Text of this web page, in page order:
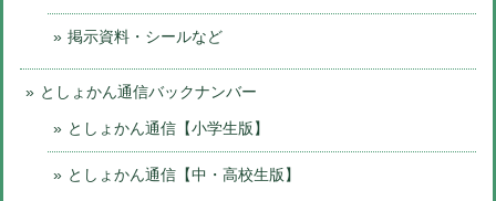
掲示資料・シールなど
としょかん通信バックナンバー
としょかん通信【小学生版】
としょかん通信【中・高校生版】